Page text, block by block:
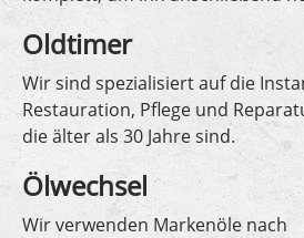
Oldtimer
Wir sind spezialisiert auf die
Restauration, Pflege und
die älter als 30 Jahre sind.
Ölwechsel
Wir verwenden Markenöle nach